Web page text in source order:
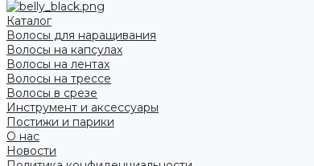
Каталог
Волосы для наращивания
Волосы на капсулах
Волосы на лентах
Волосы на трессе
Волосы в срезе
Инструмент и аксессуары
Постижи и парики
О нас
Новости